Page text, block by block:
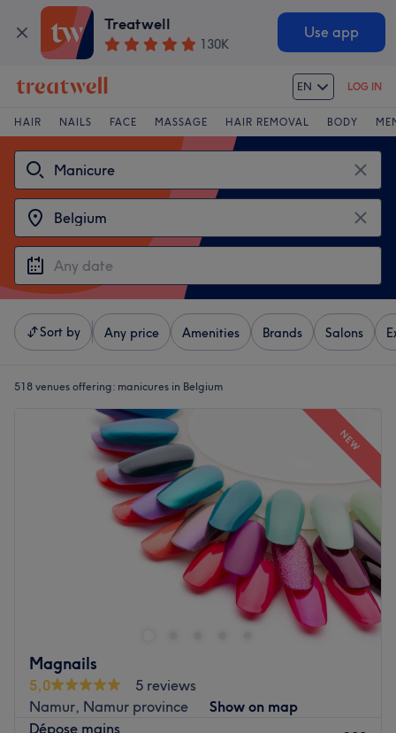
Treatwell
130K
Use app
EN LOG IN
HAIR NAILS FACE MASSAGE HAIR REMOVAL BODY
Sort by Any price Amenities Brands Salons
518 venues offering: manicures in Belgium
NEW
Magnails
5,0
5 reviews
Namur, Namur province
Show on map
Dépose mains